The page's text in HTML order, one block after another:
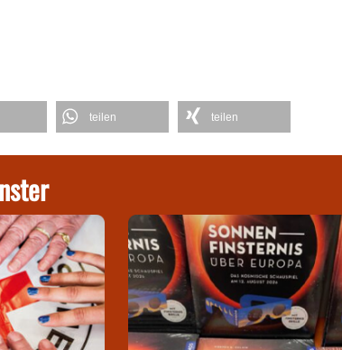
teilen teilen